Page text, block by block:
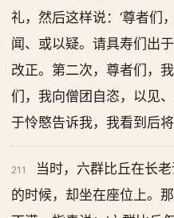
礼，然后这样说：‘尊者们
闻、或以疑。请具寿们出
改正。第二次，尊者们，
们，我向僧团自恣，以见
于怜愍告诉我，我看到后
211
当时，六群比丘在长
的时候，却坐在座位上。